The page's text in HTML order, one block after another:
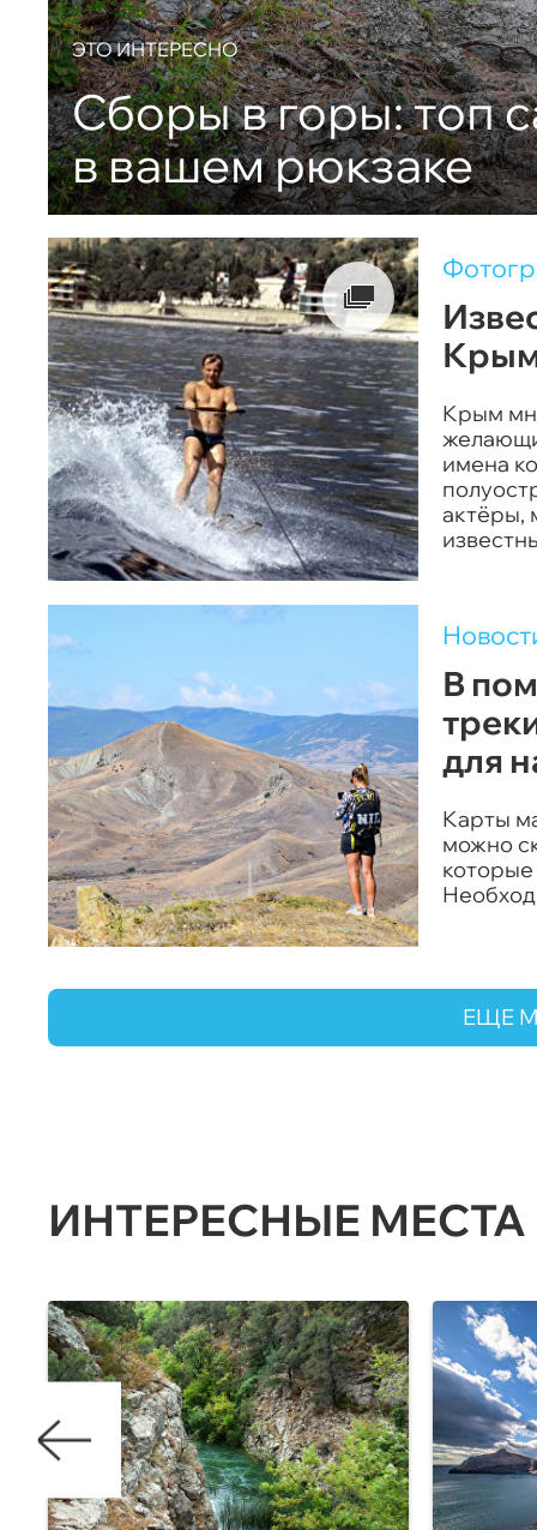
ЭТО ИНТЕРЕСНО
Сборы в горы: топ
в вашем рюкзаке
Крым
имена
актёры,
В
для
Карты
можно
ЕЩЕ
ИНТЕРЕСНЫЕ МЕСТА